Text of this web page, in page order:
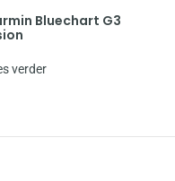
Bluechart G3
verder